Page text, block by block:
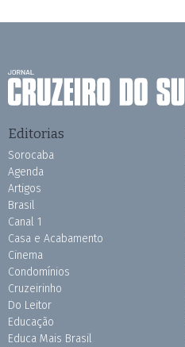
Editorias
Sorocaba
Agenda
Artigos
Brasil
Canal 1
Casa e Acabamento
Cinema
Condomínios
Cruzeirinho
Do Leitor
Educação
Educa Mais Brasil